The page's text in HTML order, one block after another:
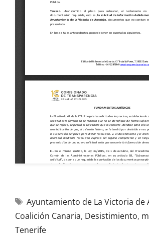
Ayuntamiento de La Victoria de
Coalición Canaria, Desistimiento,
Tenerife